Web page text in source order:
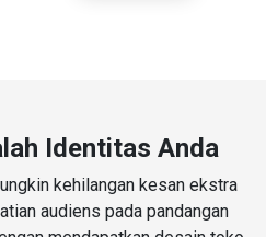
Identitas Anda
kehilangan kesan ekstra
audiens pada pandangan